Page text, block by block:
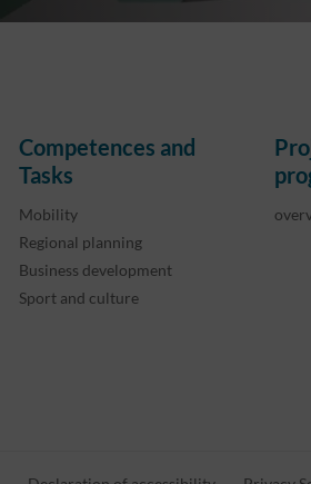
Competences and
Tasks
Mobility
Regional planning
Business development
Sport and culture